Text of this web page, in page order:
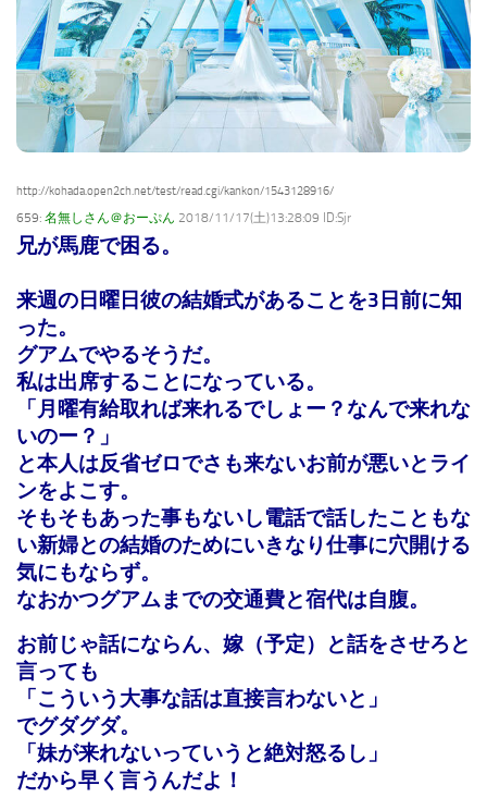
http://kohada.open2ch.net/test/read.cgi/kankon/1543128916/
659: 名無しさん＠おーぷん 2018/11/17(土)13:28:09 ID:Sjr
兄が馬鹿で困る。
来週の日曜日彼の結婚式があることを3日前に知
った。
グアムでやるそうだ。
私は出席することになっている。
「月曜有給取れば来れるでしょー？なんで来れな
いのー？」
と本人は反省ゼロでさも来ないお前が悪いとライ
ンをよこす。
そもそもあった事もないし電話で話したこともな
い新婦との結婚のためにいきなり仕事に穴開ける
気にもならず。
なおかつグアムまでの交通費と宿代は自腹。
お前じゃ話にならん、嫁（予定）と話をさせろと
言っても
「こういう大事な話は直接言わないと」
でグダグダ。
「妹が来れないっていうと絶対怒るし」
だから早く言うんだよ！